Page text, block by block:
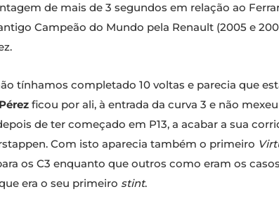
de mais de 3 segundos em relação ao
Campeão do Mundo pela Renault (2005 e
tínhamos completado 10 voltas e parecia que
ficou por ali, à entrada da curva 3 e não
de ter começado em P13, a acabar a sua
Com isto aparecia também o primeiro
os C3 enquanto que outros como eram os
era o seu primeiro stint.